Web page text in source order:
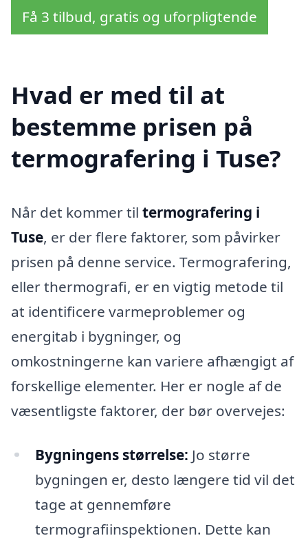
Få 3 tilbud, gratis og uforpligtende
Hvad er med til at
bestemme prisen på
termografering i Tuse?
Når det kommer til termografering i
Tuse, er der flere faktorer, som påvirker
prisen på denne service. Termografering,
eller thermografi, er en vigtig metode til
at identificere varmeproblemer og
energitab i bygninger, og
omkostningerne kan variere afhængigt af
forskellige elementer. Her er nogle af de
væsentligste faktorer, der bør overvejes:
Bygningens størrelse: Jo større
bygningen er, desto længere tid vil det
tage at gennemføre
termografiinspektionen. Dette kan